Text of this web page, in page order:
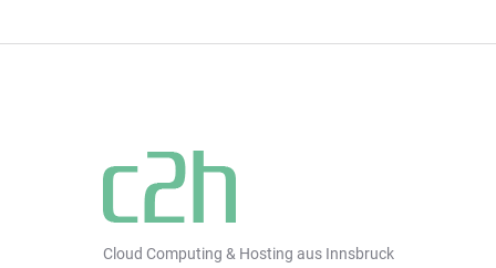
Cloud Computing & Hosting aus Innsbruck